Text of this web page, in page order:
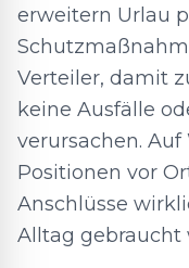
erweitern Urlau
Verteiler, damit
keine Ausfälle
verursachen.
Positionen vor
Anschlüsse
Alltag gebraucht